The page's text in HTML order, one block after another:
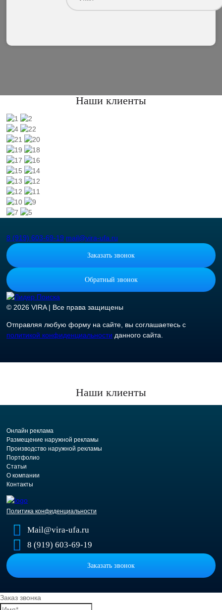
Наши клиенты
8 (919) 603-69-19 mail@vira-ufa.ru
Заказать звонок
Обратный звонок
© 2026 VIRA | Все права защищены
Отправляя любую форму на сайте, вы соглашаетесь с
политикой конфиденциальности данного сайта.
Наши клиенты
Онлайн реклама
Размещение наружной рекламы
Производство наружной рекламы
Портфолио
Статьи
О компании
Контакты
Политика конфиденциальности
Mail@vira-ufa.ru
8 (919) 603-69-19
Заказать звонок
Заказ звонка